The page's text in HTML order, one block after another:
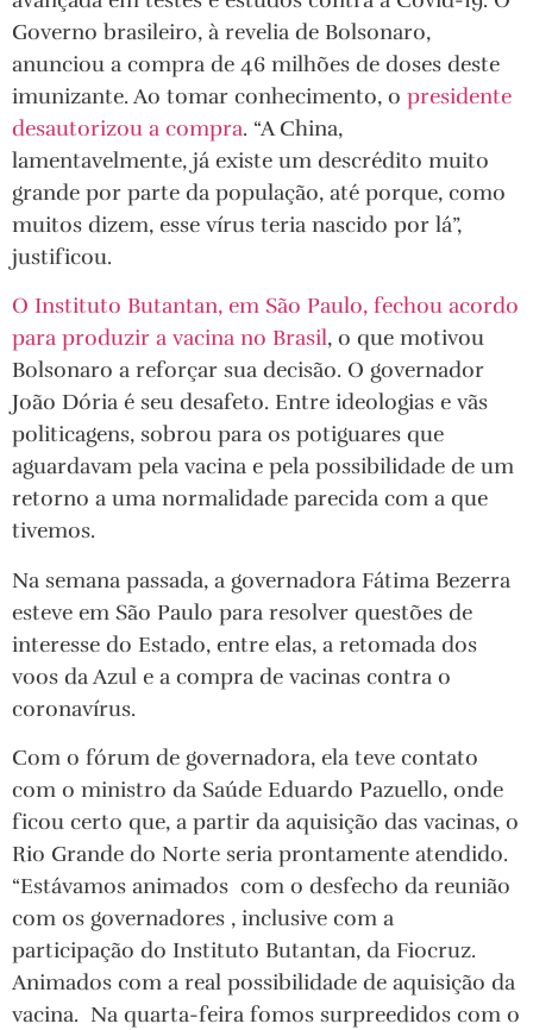
Governo brasileiro, à revelia de Bolsonaro,
anunciou a compra de 46 milhões de doses deste
imunizante. Ao tomar conhecimento, o presidente
desautorizou a compra. “A China,
lamentavelmente, já existe um descrédito muito
grande por parte da população, até porque, como
muitos dizem, esse vírus teria nascido por lá”,
justificou.
O Instituto Butantan, em São Paulo, fechou acordo
para produzir a vacina no Brasil, o que motivou
Bolsonaro a reforçar sua decisão. O governador
João Dória é seu desafeto. Entre ideologias e vãs
politicagens, sobrou para os potiguares que
aguardavam pela vacina e pela possibilidade de um
retorno a uma normalidade parecida com a que
tivemos.
Na semana passada, a governadora Fátima Bezerra
esteve em São Paulo para resolver questões de
interesse do Estado, entre elas, a retomada dos
voos da Azul e a compra de vacinas contra o
coronavírus.
Com o fórum de governadora, ela teve contato
com o ministro da Saúde Eduardo Pazuello, onde
ficou certo que, a partir da aquisição das vacinas, o
Rio Grande do Norte seria prontamente atendido.
“Estávamos animados com o desfecho da reunião
com os governadores , inclusive com a
participação do Instituto Butantan, da Fiocruz.
Animados com a real possibilidade de aquisição da
vacina. Na quarta-feira fomos surpreedidos com o